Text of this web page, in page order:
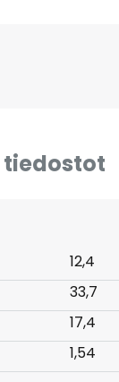
12,4
33,7
17,4
1,54